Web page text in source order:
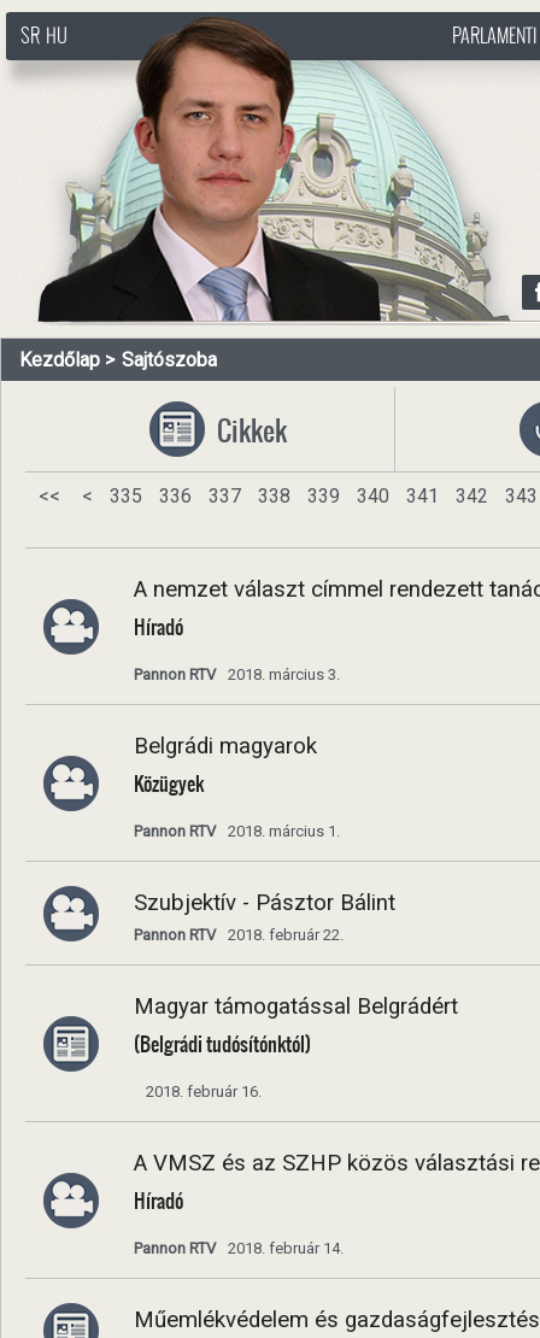
http://www.pasztorbalint.rs/hu
SR HU
Kezdőlap Sajtószoba
Cikkek
<< < 335 336 337 338 339 340 341 342 343
A nemzet választ címmel rendezett
Híradó
Pannon RTV 2018. március 3.
Belgrádi magyarok
Közügyek
Pannon RTV 2018. március 1.
Szubjektív - Pásztor Bálint
Pannon RTV 2018. február 22.
Magyar támogatással Belgrádért
(Belgrádi tudósítónktól)
2018. február 16.
A VMSZ és az SZHP közös választási
Híradó
Pannon RTV 2018. február 14.
Műemlékvédelem és gazdaságfejlesztés